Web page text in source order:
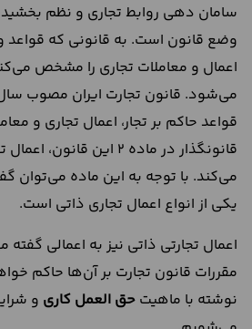
سامان دهی روابط تجاری و نظم
وضع قانون است. به قانونی که قواعد
اعمال و معاملات تجاری را مشخص
قواعد حاکم بر تجار، اعمال تجاری و
قانونگذار در ماده 2 این
می‌کند. با توجه به این ماده می‌توان
یکی از انواع اعمال تجاری ذاتی است.
اعمال تجارتی ذاتی نیز به اعمالی
مقررات قانون تجارت بر آن‌ها حاکم
نوشته با ماهیت حق العمل کاری و